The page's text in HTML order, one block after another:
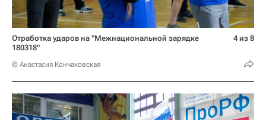
Отработка ударов на "Межнациональной зарядке
180318"
© Анастасия Кончаковская
4 из 8